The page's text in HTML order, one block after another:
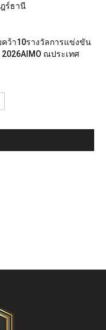
ร์ธานี
ว้า10รางวัลการแข่งขัน
ณประเทศ